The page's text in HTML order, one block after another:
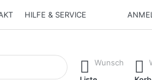
HILFE & SERVICE
tippen, erscheinenWunsch